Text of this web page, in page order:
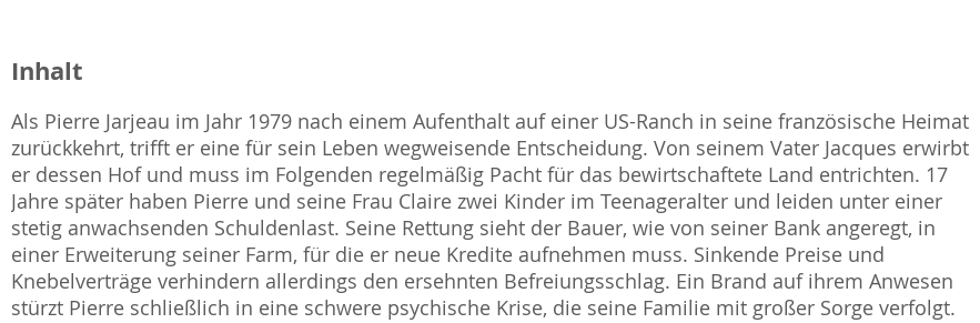
Inhalt
Als Pierre Jarjeau im Jahr 1979 nach einem Aufenthalt auf einer US-Ranch in seine französische Heimat
zurückkehrt, trifft er eine für sein Leben wegweisende Entscheidung. Von seinem Vater Jacques erwirbt
er dessen Hof und muss im Folgenden regelmäßig Pacht für das bewirtschaftete Land entrichten. 17
Jahre später haben Pierre und seine Frau Claire zwei Kinder im Teenageralter und leiden unter einer
stetig anwachsenden Schuldenlast. Seine Rettung sieht der Bauer, wie von seiner Bank angeregt, in
einer Erweiterung seiner Farm, für die er neue Kredite aufnehmen muss. Sinkende Preise und
Knebelverträge verhindern allerdings den ersehnten Befreiungsschlag. Ein Brand auf ihrem Anwesen
stürzt Pierre schließlich in eine schwere psychische Krise, die seine Familie mit großer Sorge verfolgt.